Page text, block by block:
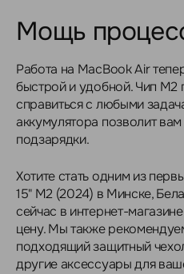
Мощь
Работа на MacBook Air
быстрой и удобной. Чип
справиться с любыми
аккумулятора позволит
подзарядки.
Хотите стать одним из
15" M2 (2024) в Минске,
сейчас в интернет-
цену. Мы также
подходящий защитный
другие аксессуары для